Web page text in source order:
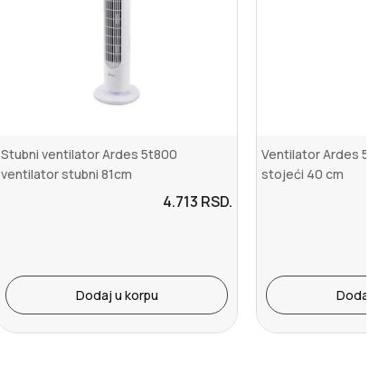
Stubni ventilator Ardes 5t800
ventilator stubni 81cm
4.713 RSD.
Dodaj u korpu
Ventilator Ardes
stojeći 40 cm
Dodaj u